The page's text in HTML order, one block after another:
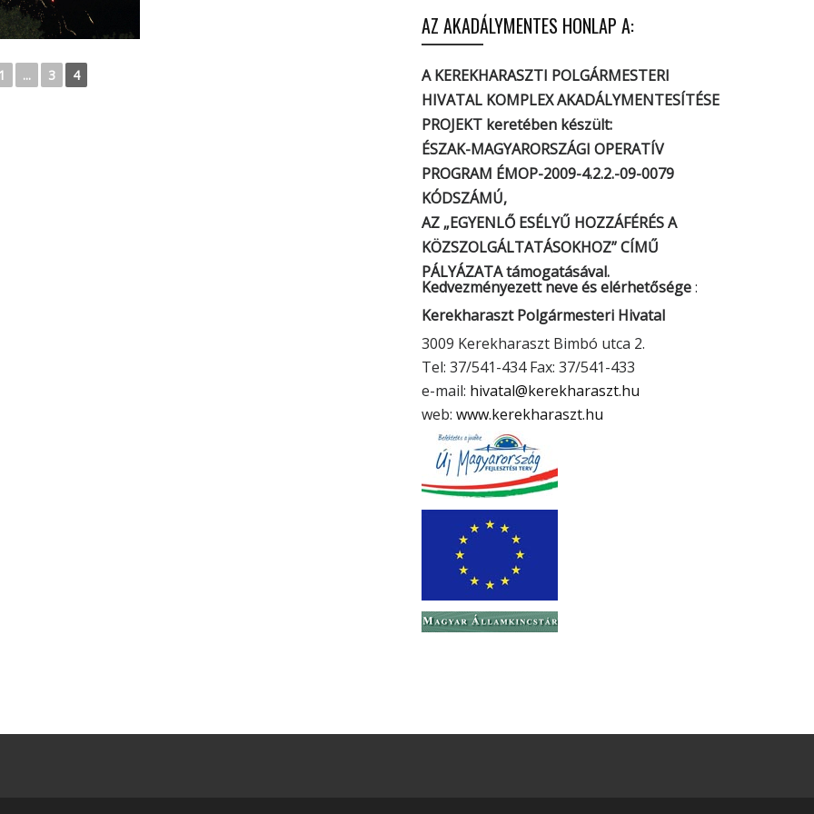
... 3 4
AZ AKADÁLYMENTES HONLAP A:
A KEREKHARASZTI POLGÁRMESTERI
HIVATAL KOMPLEX AKADÁLYMENTESÍTÉSE
PROJEKT keretében készült:
ÉSZAK-MAGYARORSZÁGI OPERATÍV
PROGRAM ÉMOP-2009-4.2.2.-09-0079
KÓDSZÁMÚ,
AZ „EGYENLŐ ESÉLYŰ HOZZÁFÉRÉS A
KÖZSZOLGÁLTATÁSOKHOZ” CÍMŰ
PÁLYÁZATA támogatásával.
Kedvezményezett neve és elérhetősége:
Kerekharaszt Polgármesteri Hivatal
3009 Kerekharaszt Bimbó utca 2.
Tel: 37/541-434 Fax: 37/541-433
e-mail: hivatal@kerekharaszt.hu
web: www.kerekharaszt.hu